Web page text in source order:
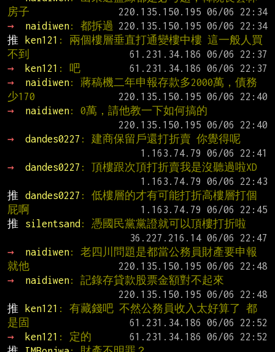
房子
→
naidiwen: 都拆過
推
ken121 : 兩個樓層垂直打通變樓中樓 這一般人買
不到
→
ken121 : 吧
→
naidiwen: 蔣稿機二年申報存款多2000萬，債務
少170
→
naidiwen: 0萬，請他教一下如何搞的
→
dandes0227 : 建商保留戶還打折賣 你覺得呢
→
dandes0227 : 頂樓跟次頂打折賣我是沒聽過啦XD
推
dandes0227 : 低樓層的才有可能打折高樓層打個
屁啊
推
silentsand : 憑國民黨黨證就可以頂樓打折啦
→
naidiwen: 老四川問題是都當公務員財產要申報
就他
→
naidiwen: 記錄存貸款股票金額對不起來
推
ken121 : 有藏錢吧 不然公務員收入太好算了 都
是固
→
ken121 : 定的